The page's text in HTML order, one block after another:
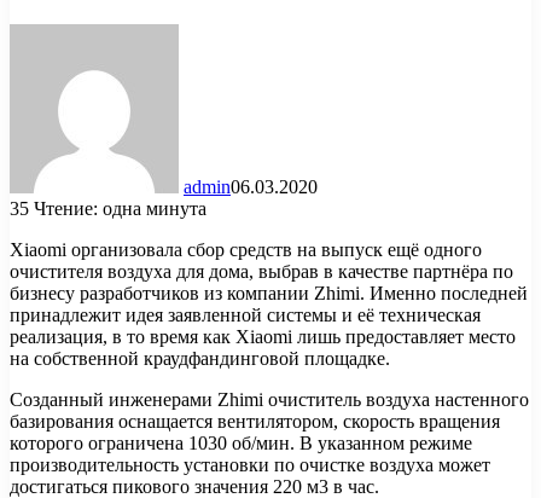
admin06.03.2020
35 Чтение: одна минута
Xiaomi организовала сбор средств на выпуск ещё одного
очистителя воздуха для дома, выбрав в качестве партнёра по
бизнесу разработчиков из компании Zhimi. Именно последней
принадлежит идея заявленной системы и её техническая
реализация, в то время как Xiaomi лишь предоставляет место
на собственной краудфандинговой площадке.
Созданный инженерами Zhimi очиститель воздуха настенного
базирования оснащается вентилятором, скорость вращения
которого ограничена 1030 об/мин. В указанном режиме
производительность установки по очистке воздуха может
достигаться пикового значения 220 м3 в час.